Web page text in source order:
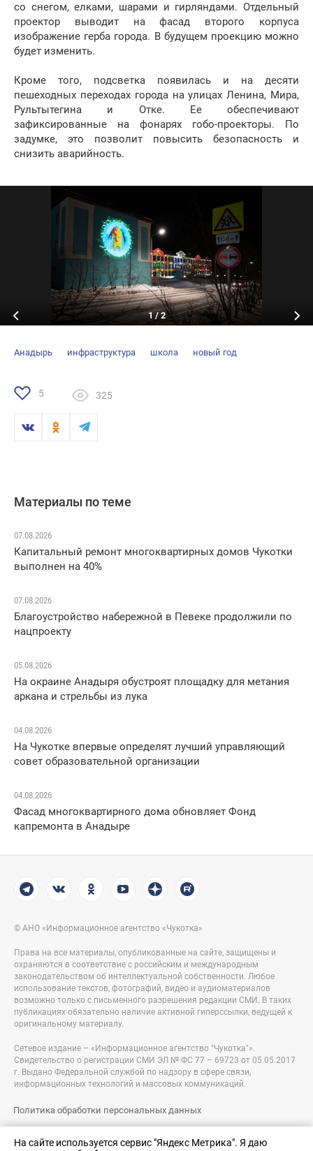
На сайте используется сервис "Яндекс Метрика". Я даю
со снегом, елками, шарами и гирляндами. Отдельный
проектор выводит на фасад второго корпуса
изображение герба города. В будущем проекцию можно
будет изменить.
Кроме того, подсветка появилась и на десяти
пешеходных переходах города на улицах Ленина, Мира,
Рультытегина и Отке. Ее обеспечивают
зафиксированные на фонарях гобо-проекторы. По
задумке, это позволит повысить безопасность и
снизить аварийность.
1/2
Анадырь инфраструктура школа новый год
5 325
Материалы по теме
07.08.2026
Капитальный ремонт многоквартирных домов Чукотки
выполнен на 40%
07.08.2026
Благоустройство набережной в Певеке продолжили по
нацпроекту
05.08.2026
На окраине Анадыря обустроят площадку для метания
аркана и стрельбы из лука
04.08.2026
На Чукотке впервые определят лучший управляющий
совет образовательной организации
04.08.2026
Фасад многоквартирного дома обновляет Фонд
капремонта в Анадыре
© АНО «Информационное агентство «Чукотка»
Права на все материалы, опубликованные на сайте, защищены и
охраняются в соответствие с российским и международным
законодательством об интеллектуальной собственности. Любое
использование текстов, фотографий, видео и аудиоматериалов
возможно только с письменного разрешения редакции СМИ. В таких
публикациях обязательно наличие активной гиперссылки, ведущей к
оригинальному материалу.
Сетевое издание – «Информационное агентство "Чукотка"».
Свидетельство о регистрации СМИ ЭЛ № ФС 77 – 69723 от 05.05.2017
г. Выдано Федеральной службой по надзору в сфере связи,
информационных технологий и массовых коммуникаций.
Политика обработки персональных данных